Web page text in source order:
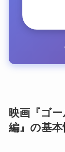
映画『ゴ
編』の基本